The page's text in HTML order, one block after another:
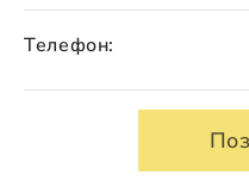
Телефон: